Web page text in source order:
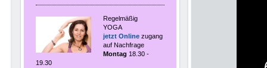
Regelmäßig
YOGA
jetzt Online zugang
auf Nachfrage
Montag 18.30 -
19.30